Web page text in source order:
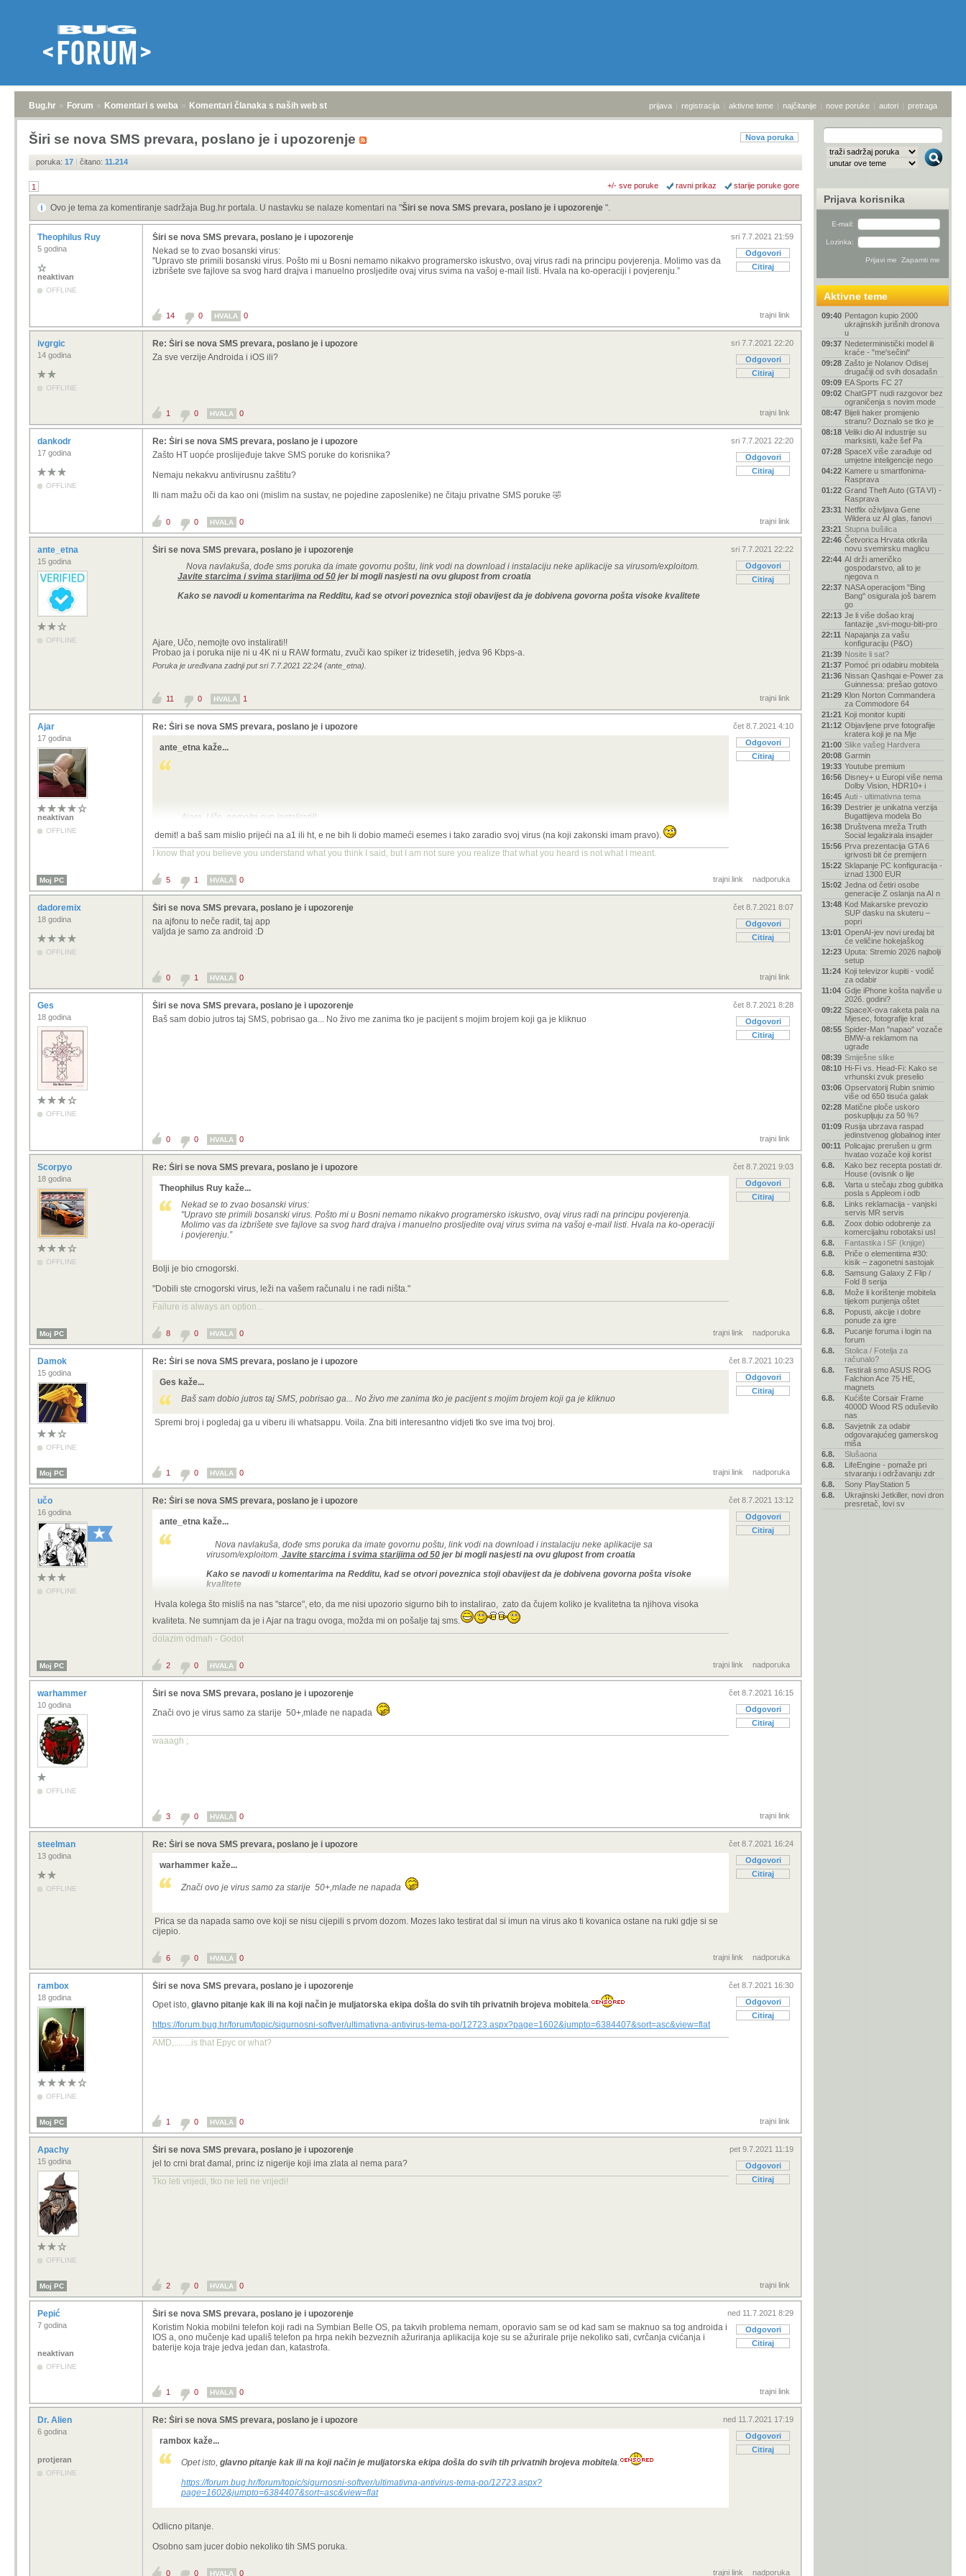
Bug.hr » Forum » Komentari s weba » Komentari članaka s naših web stranica prijava | registracija | aktivne teme | najčitanije | nove poruke | autori | pretraga
Nova poruka
Širi se nova SMS prevara, poslano je i upozorenje
poruka: 17 | čitano: 11.214
1 +/- sve poruke ravni prikaz starije poruke gore
Ovo je tema za komentiranje sadržaja Bug.hr portala. U nastavku se nalaze komentari na "Širi se nova SMS prevara, poslano je i upozorenje ".
Theophilus Ruy
5 godina
neaktivan
OFFLINE
sri 7.7.2021 21:59
Odgovori
Citiraj
Širi se nova SMS prevara, poslano je i upozorenje
Nekad se to zvao bosanski virus:
"Upravo ste primili bosanski virus. Pošto mi u Bosni nemamo nikakvo programersko iskustvo, ovaj virus radi na principu povjerenja. Molimo vas da
izbrišete sve fajlove sa svog hard drajva i manuelno prosljedite ovaj virus svima na vašoj e-mail listi. Hvala na ko-operaciji i povjerenju.”
trajni link
14 0 HVALA 0
ivgrgic
14 godina
OFFLINE
sri 7.7.2021 22:20
Odgovori
Citiraj
Re: Širi se nova SMS prevara, poslano je i upozore
Za sve verzije Androida i iOS ili?
trajni link
1 0 HVALA 0
dankodr
17 godina
OFFLINE
sri 7.7.2021 22:20
Odgovori
Citiraj
Re: Širi se nova SMS prevara, poslano je i upozore
Zašto HT uopće proslijeđuje takve SMS poruke do korisnika?
Nemaju nekakvu antivirusnu zaštitu?
Ili nam mažu oči da kao oni (mislim na sustav, ne pojedine zaposlenike) ne čitaju privatne SMS poruke 🤣
trajni link
0 0 HVALA 0
ante_etna
15 godina
OFFLINE
sri 7.7.2021 22:22
Odgovori
Citiraj
Širi se nova SMS prevara, poslano je i upozorenje
Nova navlakuša, dođe sms poruka da imate govornu poštu, link vodi na download i instalaciju neke aplikacije sa virusom/exploitom.
Javite starcima i svima starijima od 50 jer bi mogli nasjesti na ovu glupost from croatia
Kako se navodi u komentarima na Redditu, kad se otvori poveznica stoji obavijest da je dobivena govorna pošta visoke kvalitete
Ajare, Učo, nemojte ovo instalirati!!
Probao ja i poruka nije ni u 4K ni u RAW formatu, zvuči kao spiker iz tridesetih, jedva 96 Kbps-a.
Poruka je uređivana zadnji put sri 7.7.2021 22:24 (ante_etna).
trajni link
11 0 HVALA 1
Ajar
17 godina
neaktivan
OFFLINE
čet 8.7.2021 4:10
Odgovori
Citiraj
Re: Širi se nova SMS prevara, poslano je i upozore
ante_etna kaže...
Ajare, Učo, nemojte ovo instalirati!!
demit! a baš sam mislio prijeći na a1 ili ht, e ne bih li dobio mameći esemes i tako zaradio svoj virus (na koji zakonski imam pravo).
I know that you believe you understand what you think I said, but I am not sure you realize that what you heard is not what I meant.
Moj PC trajni link nadporuka
5 1 HVALA 0
dadoremix
18 godina
OFFLINE
čet 8.7.2021 8:07
Odgovori
Citiraj
Širi se nova SMS prevara, poslano je i upozorenje
na ajfonu to neče radit, taj app
valjda je samo za android :D
trajni link
0 1 HVALA 0
Ges
18 godina
OFFLINE
čet 8.7.2021 8:28
Odgovori
Citiraj
Širi se nova SMS prevara, poslano je i upozorenje
Baš sam dobio jutros taj SMS, pobrisao ga... No živo me zanima tko je pacijent s mojim brojem koji ga je kliknuo
trajni link
0 0 HVALA 0
Scorpyo
18 godina
OFFLINE
čet 8.7.2021 9:03
Odgovori
Citiraj
Re: Širi se nova SMS prevara, poslano je i upozore
Theophilus Ruy kaže...
Nekad se to zvao bosanski virus:
"Upravo ste primili bosanski virus. Pošto mi u Bosni nemamo nikakvo programersko iskustvo, ovaj virus radi na principu povjerenja.
Molimo vas da izbrišete sve fajlove sa svog hard drajva i manuelno prosljedite ovaj virus svima na vašoj e-mail listi. Hvala na ko-operaciji
i povjerenju.”
Bolji je bio crnogorski.
"Dobili ste crnogorski virus, leži na vašem računalu i ne radi ništa."
Failure is always an option...
Moj PC trajni link nadporuka
8 0 HVALA 0
Damok
15 godina
OFFLINE
čet 8.7.2021 10:23
Odgovori
Citiraj
Re: Širi se nova SMS prevara, poslano je i upozore
Ges kaže...
Baš sam dobio jutros taj SMS, pobrisao ga... No živo me zanima tko je pacijent s mojim brojem koji ga je kliknuo
Spremi broj i pogledaj ga u viberu ili whatsappu. Voila. Zna biti interesantno vidjeti tko sve ima tvoj broj.
Moj PC trajni link nadporuka
1 0 HVALA 0
učo
16 godina
OFFLINE
čet 8.7.2021 13:12
Odgovori
Citiraj
Re: Širi se nova SMS prevara, poslano je i upozore
ante_etna kaže...
Nova navlakuša, dođe sms poruka da imate govornu poštu, link vodi na download i instalaciju neke aplikacije sa
virusom/exploitom. Javite starcima i svima starijima od 50 jer bi mogli nasjesti na ovu glupost from croatia
Kako se navodi u komentarima na Redditu, kad se otvori poveznica stoji obavijest da je dobivena govorna pošta visoke
kvalitete
Ajare, Učo, nemojte ovo instalirati!!
Probao ja i poruka nije ni u 4K ni u RAW formatu, zvuči kao spiker iz tridesetih, jedva
Hvala kolega što misliš na nas "starce", eto, da me nisi upozorio sigurno bih to instalirao, zato da čujem koliko je kvalitetna ta njihova visoka
kvaliteta. Ne sumnjam da je i Ajar na tragu ovoga, možda mi on pošalje taj sms.
dolazim odmah - Godot
Moj PC trajni link nadporuka
2 0 HVALA 0
warhammer
10 godina
OFFLINE
čet 8.7.2021 16:15
Odgovori
Citiraj
Širi se nova SMS prevara, poslano je i upozorenje
Znači ovo je virus samo za starije 50+,mlađe ne napada
waaagh ;
trajni link
3 0 HVALA 0
steelman
13 godina
OFFLINE
čet 8.7.2021 16:24
Odgovori
Citiraj
Re: Širi se nova SMS prevara, poslano je i upozore
warhammer kaže...
Znači ovo je virus samo za starije 50+,mlađe ne napada
Prica se da napada samo ove koji se nisu cijepili s prvom dozom. Mozes lako testirat dal si imun na virus ako ti kovanica ostane na ruki gdje si se
cijepio.
trajni link nadporuka
6 0 HVALA 0
rambox
18 godina
OFFLINE
čet 8.7.2021 16:30
Odgovori
Citiraj
Širi se nova SMS prevara, poslano je i upozorenje
Opet isto, glavno pitanje kak ili na koji način je muljatorska ekipa došla do svih tih privatnih brojeva mobitela.
https://forum.bug.hr/forum/topic/sigurnosni-softver/ultimativna-antivirus-tema-po/12723.aspx?page=1602&jumpto=6384407&sort=asc&view=flat
AMD,........is that Epyc or what?
Moj PC trajni link
1 0 HVALA 0
Apachy
15 godina
OFFLINE
pet 9.7.2021 11:19
Odgovori
Citiraj
Širi se nova SMS prevara, poslano je i upozorenje
jel to crni brat đamal, princ iz nigerije koji ima zlata al nema para?
Tko leti vrijedi, tko ne leti ne vrijedi!
Moj PC trajni link
2 0 HVALA 0
Pepić
7 godina
neaktivan
OFFLINE
ned 11.7.2021 8:29
Odgovori
Citiraj
Širi se nova SMS prevara, poslano je i upozorenje
Koristim Nokia mobilni telefon koji radi na Symbian Belle OS, pa takvih problema nemam, oporavio sam se od kad sam se maknuo sa tog androida i
IOS a, ono mučenje kad upališ telefon pa hrpa nekih bezveznih ažuriranja aplikacija koje su se ažurirale prije nekoliko sati, cvrčanja cvićanja i
baterije koja traje jedva jedan dan, katastrofa.
trajni link
1 0 HVALA 0
Dr. Alien
6 godina
protjeran
OFFLINE
ned 11.7.2021 17:19
Odgovori
Citiraj
Re: Širi se nova SMS prevara, poslano je i upozore
rambox kaže...
Opet isto, glavno pitanje kak ili na koji način je muljatorska ekipa došla do svih tih privatnih brojeva mobitela.
https://forum.bug.hr/forum/topic/sigurnosni-softver/ultimativna-antivirus-tema-po/12723.aspx?
page=1602&jumpto=6384407&sort=asc&view=flat
Odlicno pitanje.
Osobno sam jucer dobio nekoliko tih SMS poruka.
trajni link nadporuka
0 0 HVALA 0
Prijava korisnika
E-mail:
Lozinka:
Aktivne teme
09:40 Pentagon kupio 2000
ukrajinskih jurišnih dronova
u
09:37 Nedeterministički model ili
kraće - "me'sečini"
09:28 Zašto je Nolanov Odisej
drugačiji od svih dosadašn
09:09 EA Sports FC 27
09:02 ChatGPT nudi razgovor bez
ograničenja s novim mode
08:47 Bijeli haker promijenio
stranu? Doznalo se tko je
08:18 Veliki dio AI industrije su
marksisti, kaže šef Pa
07:28 SpaceX više zarađuje od
umjetne inteligencije nego
04:22 Kamere u smartfonima-
Rasprava
01:22 Grand Theft Auto (GTA VI) -
Rasprava
23:31 Netflix oživljava Gene
Wildera uz AI glas, fanovi
23:21 Stupna bušilica
22:46 Četvorica Hrvata otkrila
novu svemirsku maglicu
22:44 AI drži američko
gospodarstvo, ali to je
njegova n
22:37 NASA operacijom "Bing
Bang" osigurala još barem
go
22:13 Je li više došao kraj
fantazije „svi-mogu-biti-pro
22:11 Napajanja za vašu
konfiguraciju (P&O)
21:39 Nosite li sat?
21:37 Pomoć pri odabiru mobitela
21:36 Nissan Qashqai e-Power za
Guinnessa: prešao gotovo
21:29 Klon Norton Commandera
za Commodore 64
21:21 Koji monitor kupiti
21:12 Objavljene prve fotografije
kratera koji je na Mje
21:00 Slike vašeg Hardvera
20:08 Garmin
19:33 Youtube premium
16:56 Disney+ u Europi više nema
Dolby Vision, HDR10+ i
16:45 Auti - ultimativna tema
16:39 Destrier je unikatna verzija
Bugattijeva modela Bo
16:38 Društvena mreža Truth
Social legalizirala insajder
15:56 Prva prezentacija GTA 6
igrivosti bit će premijern
15:22 Sklapanje PC konfiguracija -
iznad 1300 EUR
15:02 Jedna od četiri osobe
generacije Z oslanja na AI n
13:48 Kod Makarske prevozio
SUP dasku na skuteru –
popri
13:01 OpenAI-jev novi uređaj bit
će veličine hokejaškog
12:23 Uputa: Stremio 2026 najbolji
setup
11:24 Koji televizor kupiti - vodič
za odabir
11:04 Gdje iPhone košta najviše u
2026. godini?
09:22 SpaceX-ova raketa pala na
Mjesec, fotografije krat
08:55 Spider-Man "napao" vozače
BMW-a reklamom na
ugrađe
08:39 Smiješne slike
08:10 Hi-Fi vs. Head-Fi: Kako se
vrhunski zvuk preselio
03:06 Opservatorij Rubin snimio
više od 650 tisuća galak
02:28 Matične ploče uskoro
poskupljuju za 50 %?
01:09 Rusija ubrzava raspad
jedinstvenog globalnog inter
00:11 Policajac prerušen u grm
hvatao vozače koji korist
6.8.
Kako bez recepta postati dr.
House (ovisnik o lije
6.8.
Varta u stečaju zbog gubitka
posla s Appleom i odb
6.8.
Links reklamacija - vanjski
servis MR servis
6.8.
Zoox dobio odobrenje za
komercijalnu robotaksi usl
6.8.
Fantastika i SF (knjige)
6.8.
Priče o elementima #30:
kisik – zagonetni sastojak
6.8.
Samsung Galaxy Z Flip /
Fold 8 serija
6.8.
Može li korištenje mobitela
tijekom punjenja oštet
6.8.
Popusti, akcije i dobre
ponude za igre
6.8.
Pucanje foruma i login na
forum
6.8.
Stolica / Fotelja za
računalo?
6.8.
Testirali smo ASUS ROG
Falchion Ace 75 HE,
magnets
6.8.
Kućište Corsair Frame
4000D Wood RS oduševilo
nas
6.8.
Savjetnik za odabir
odgovarajućeg gamerskog
miša
6.8.
Slušaona
6.8.
LifeEngine - pomaže pri
stvaranju i održavanju zdr
6.8.
Sony PlayStation 5
6.8.
Ukrajinski Jetkiller, novi dron
presretač, lovi sv